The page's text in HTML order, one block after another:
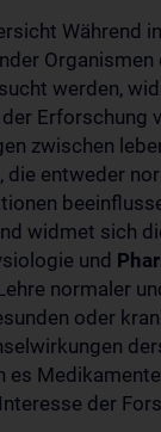
Während
Organismen
werden,
der Erforschung
zwischen
die entweder
widmet sich
und
normaler
oder
es
der